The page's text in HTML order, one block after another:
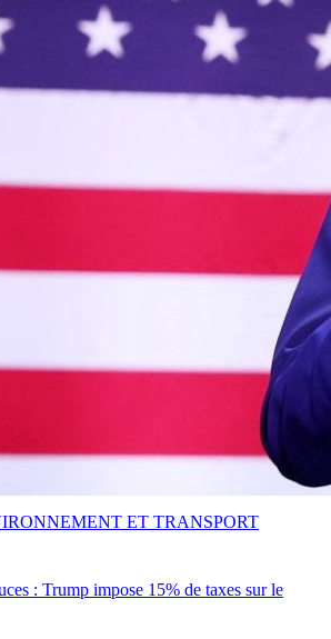
: Trump impose 15% de taxes sur le
ET TRANSPORT